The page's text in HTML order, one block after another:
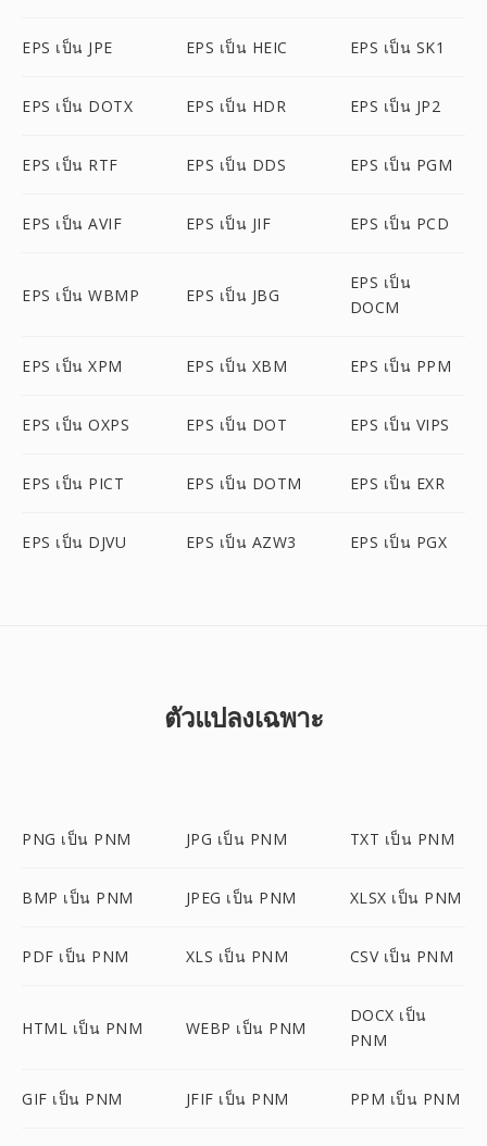
EPS เป็น JPE EPS เป็น HEIC EPS เป็น SK1
EPS เป็น DOTX EPS เป็น HDR EPS เป็น JP2
EPS เป็น RTF EPS เป็น DDS EPS เป็น PGM
EPS เป็น AVIF EPS เป็น JIF EPS เป็น PCD
EPS เป็น WBMP EPS เป็น JBG
EPS เป็น
DOCM
EPS เป็น XPM EPS เป็น XBM EPS เป็น PPM
EPS เป็น OXPS EPS เป็น DOT EPS เป็น VIPS
EPS เป็น PICT EPS เป็น DOTM EPS เป็น EXR
EPS เป็น DJVU EPS เป็น AZW3 EPS เป็น PGX
ตัวแปลงเฉพาะ
PNG เป็น PNM JPG เป็น PNM TXT เป็น PNM
BMP เป็น PNM JPEG เป็น PNM XLSX เป็น PNM
PDF เป็น PNM XLS เป็น PNM CSV เป็น PNM
HTML เป็น PNM WEBP เป็น PNM
DOCX เป็น
PNM
GIF เป็น PNM JFIF เป็น PNM PPM เป็น PNM